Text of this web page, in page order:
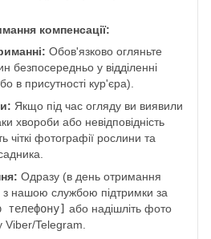
компенсації:
Обов'язково огляньте
безпосередньо у відділенні
в присутності кур'єра).
Якщо під час огляду ви виявили
хвороби або невідповідність
чіткі фотографії рослини та
Одразу (в день отримання
з нашою службою підтримки за
телефону] або надішліть фото
Viber/Telegram.